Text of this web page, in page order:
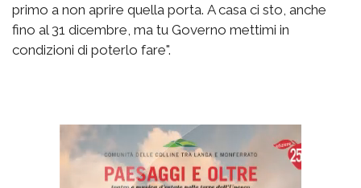
primo a non aprire quella porta. A casa ci sto, anche
fino al 31 dicembre, ma tu Governo mettimi in
condizioni di poterlo fare".